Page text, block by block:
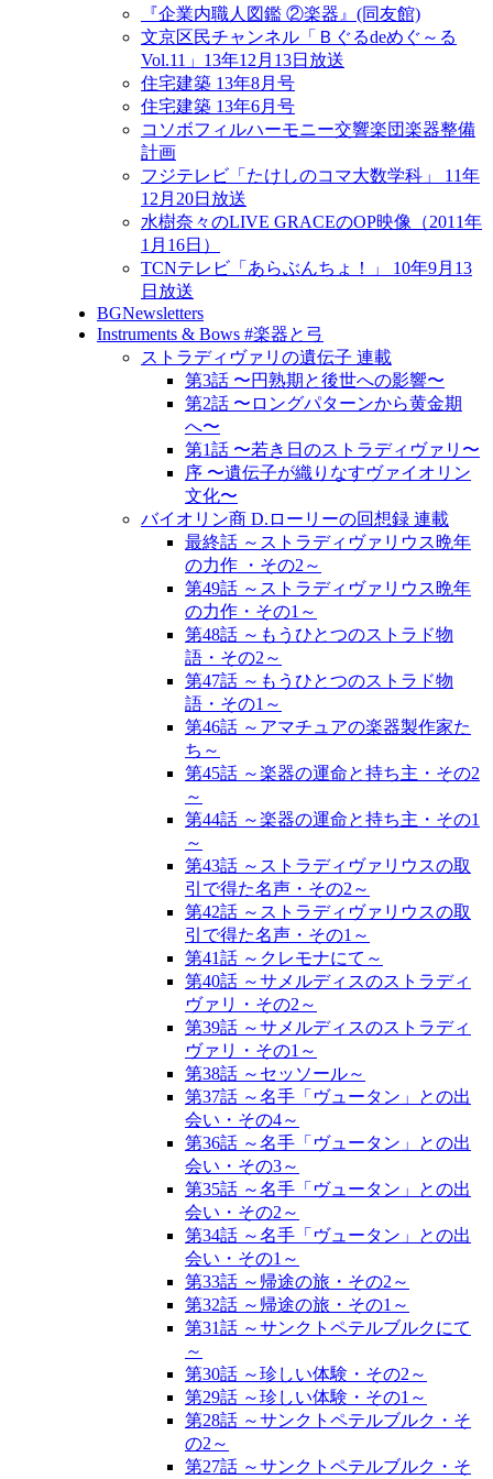
『企業内職人図鑑 ②楽器』(同友館)
文京区民チャンネル「Ｂぐるdeめぐ～る
Vol.11」13年12月13日放送
住宅建築 13年8月号
住宅建築 13年6月号
コソボフィルハーモニー交響楽団楽器整備
計画
フジテレビ「たけしのコマ大数学科」 11年
12月20日放送
水樹奈々のLIVE GRACEのOP映像（2011年
1月16日）
TCNテレビ「あらぶんちょ！」 10年9月13
日放送
BGNewsletters
Instruments & Bows #楽器と弓
ストラディヴァリの遺伝子 連載
第3話 〜円熟期と後世への影響〜
第2話 〜ロングパターンから黄金期
へ〜
第1話 〜若き日のストラディヴァリ〜
序 〜遺伝子が織りなすヴァイオリン
文化〜
バイオリン商 D.ローリーの回想録 連載
最終話 ～ストラディヴァリウス晩年
の力作 ・その2～
第49話 ～ストラディヴァリウス晩年
の力作・その1～
第48話 ～もうひとつのストラド物
語・その2～
第47話 ～もうひとつのストラド物
語・その1～
第46話 ～アマチュアの楽器製作家た
ち～
第45話 ～楽器の運命と持ち主・その2
～
第44話 ～楽器の運命と持ち主・その1
～
第43話 ～ストラディヴァリウスの取
引で得た名声・その2～
第42話 ～ストラディヴァリウスの取
引で得た名声・その1～
第41話 ～クレモナにて～
第40話 ～サメルディスのストラディ
ヴァリ・その2～
第39話 ～サメルディスのストラディ
ヴァリ・その1～
第38話 ～セッソール～
第37話 ～名手「ヴュータン」との出
会い・その4～
第36話 ～名手「ヴュータン」との出
会い・その3～
第35話 ～名手「ヴュータン」との出
会い・その2～
第34話 ～名手「ヴュータン」との出
会い・その1～
第33話 ～帰途の旅・その2～
第32話 ～帰途の旅・その1～
第31話 ～サンクトペテルブルクにて
～
第30話 ～珍しい体験・その2～
第29話 ～珍しい体験・その1～
第28話 ～サンクトペテルブルク・そ
の2～
第27話 ～サンクトペテルブルク・そ